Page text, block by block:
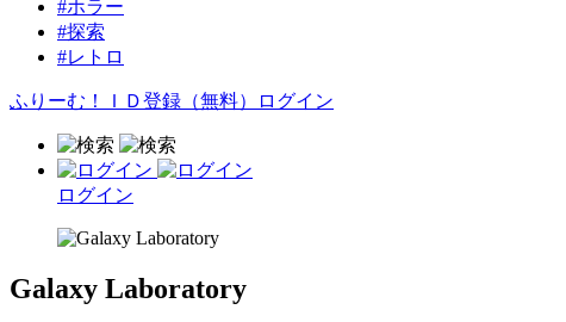
#ホラー
#探索
#レトロ
ふりーむ！ＩＤ登録（無料） ログイン
ログイン
Galaxy Laboratory